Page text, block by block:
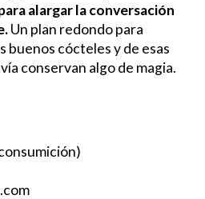
alargar la conversación
Un plan redondo para
buenos cócteles y de esas
conservan algo de magia.